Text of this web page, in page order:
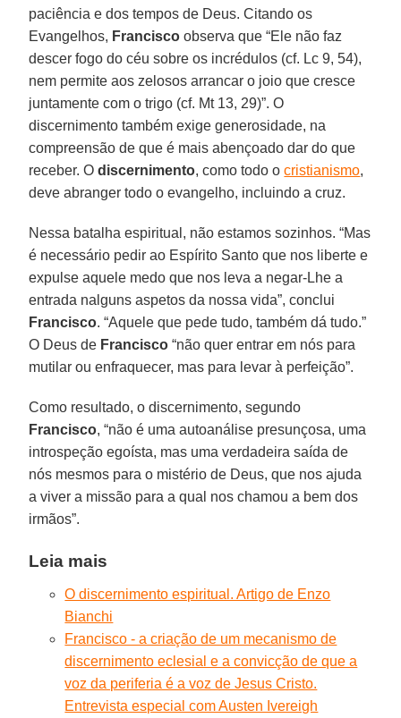
paciência e dos tempos de Deus. Citando os
Evangelhos, Francisco observa que “Ele não faz
descer fogo do céu sobre os incrédulos (cf. Lc 9, 54),
nem permite aos zelosos arrancar o joio que cresce
juntamente com o trigo (cf. Mt 13, 29)”. O
discernimento também exige generosidade, na
compreensão de que é mais abençoado dar do que
receber. Odiscernimento, como todo ocristianismo,
deve abranger todo o evangelho, incluindo a cruz.
Nessa batalha espiritual, não estamos sozinhos. “Mas
é necessário pedir ao Espírito Santo que nos liberte e
expulse aquele medo que nos leva a negar-Lhe a
entrada nalguns aspetos da nossa vida”, conclui
Francisco. “Aquele que pede tudo, também dá tudo.”
O Deus de Francisco “não quer entrar em nós para
mutilar ou enfraquecer, mas para levar à perfeição”.
Como resultado, o discernimento, segundo
Francisco, “não é uma autoanálise presunçosa, uma
introspeção egoísta, mas uma verdadeira saída de
nós mesmos para o mistério de Deus, que nos ajuda
a viver a missão para a qual nos chamou a bem dos
irmãos”.
Leia mais
O discernimento espiritual. Artigo de Enzo
Bianchi
Francisco - a criação de um mecanismo de
discernimento eclesial e a convicção de que a
voz da periferia é a voz de Jesus Cristo.
Entrevista especial com Austen Ivereigh